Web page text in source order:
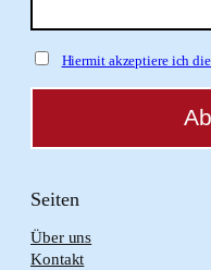
Hiermit akzeptiere ich
Seiten
Über uns
Kontakt